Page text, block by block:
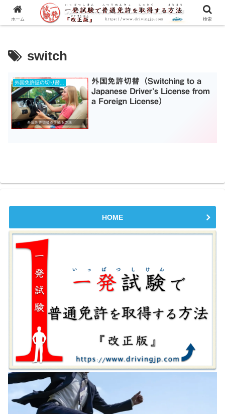
一発試験の流れから合格のコツまで、徹底解説！
switch
外国免許証の切り替え
外国免許切替（Switching to a
Japanese Driver’s License from
a Foreign License）
HOME
ホーム 検索